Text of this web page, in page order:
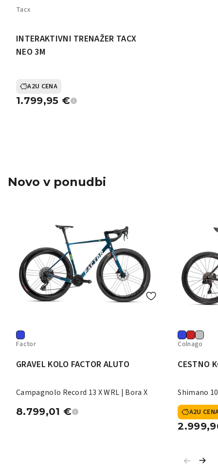
Tacx
INTERAKTIVNI TRENAŽER TACX
NEO 3M
A2U CENA
1.799,95 €
Novo v ponudbi
Factor
GRAVEL KOLO FACTOR ALUTO
Campagnolo Record 13 X WRL | Bora X
8.799,01 €
Colnago
CESTNO
Shimano
A2U